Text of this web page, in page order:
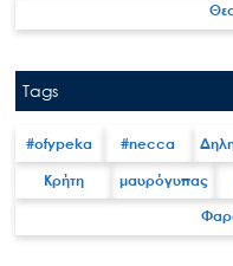
Search
for:
Tags
#ofypeka #necca
Κρήτη μαυρόγυπας